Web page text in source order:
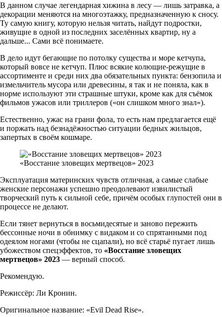
В данном случае легендарная хижина в лесу — лишь затравка, а
декорации меняются на многоэтажку, предназначенную к сносу.
Ту самую книгу, которую нельзя читать, найдут подростки,
живущие в одной из последних заселённых квартир, ну а
дальше... Сами всё понимаете.
В дело идут бегающие по потолку существа и море кетчупа,
который вовсе не кетчуп. Плюс всякие колющие-режущие в
ассортименте и среди них два обязательных пункта: бензопила и
измельчитель мусора или древесины, я так и не поняла, как в
норме используют эти страшные штуки, кроме как для съёмок
фильмов ужасов или триллеров («он слишком много знал»).
Естественно, ужас на грани фола, то есть нам предлагается ещё
и поржать над безнадёжностью ситуации бедных жильцов,
запертых в своём кошмаре.
«Восстание зловещих мертвецов» 2023
Эксплуатация материнских чувств отличная, а самые слабые
женские персонажи успешно преодолевают извилистый
творческий путь к сильной себе, причём особых глупостей они в
процессе не делают.
Если тянет вернуться в восьмидесятые и заново пережить
бессонные ночи в обнимку с видаком и со спрятанными под
одеялом ногами (чтобы не сцапали), но всё старьё пугает лишь
убожеством спецэффектов, то «Восстание зловещих
мертвецов» 2023 — верный способ.
Рекомендую.
Режиссёр: Ли Кронин.
Оригинальное название: «Evil Dead Rise».